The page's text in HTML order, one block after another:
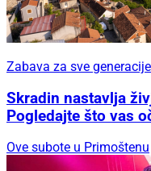
Zabava za sve generacije
Skradin nastavlja
Pogledajte što vas
Ove subote u Primoštenu